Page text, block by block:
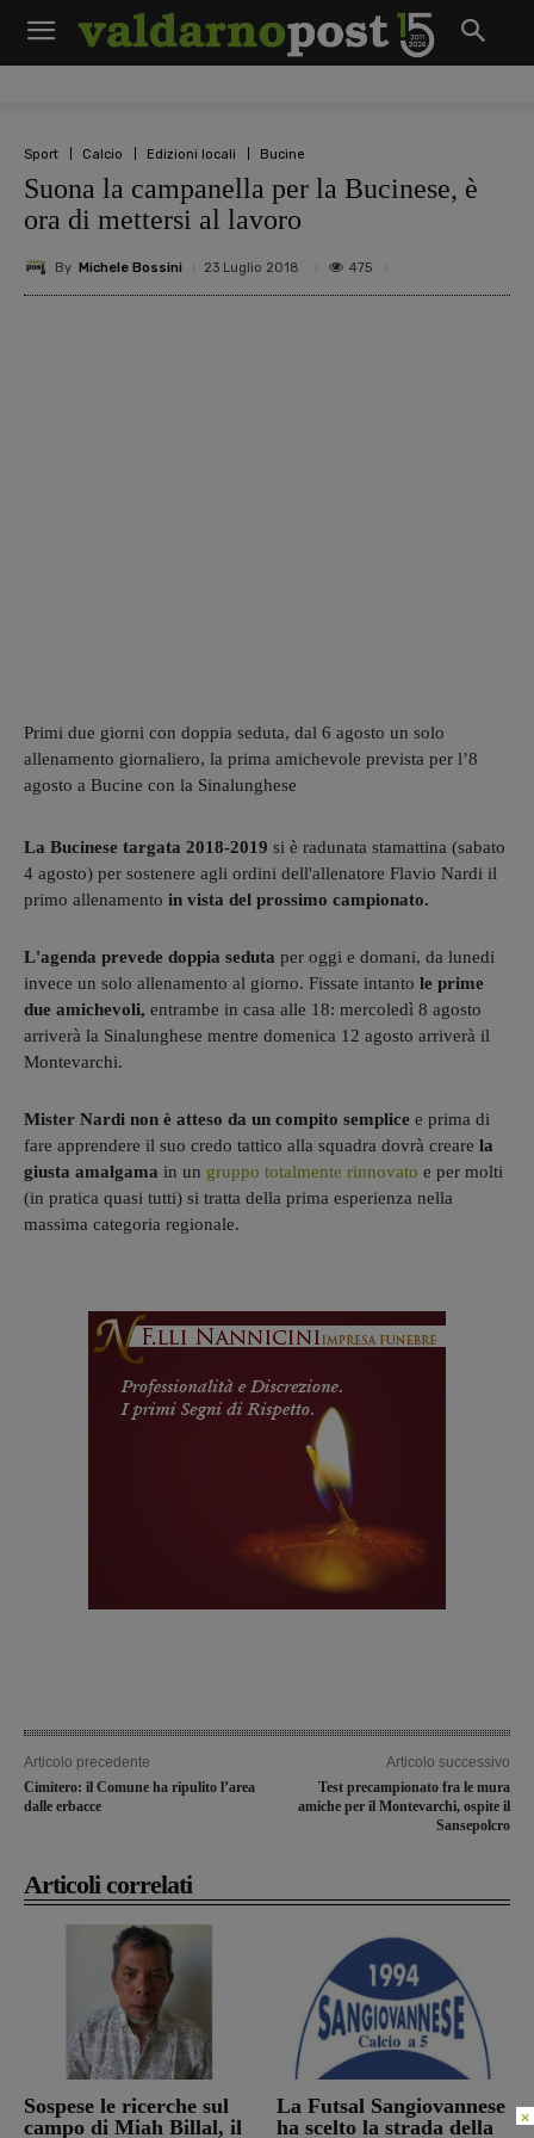
Sport Calcio Edizioni locali Bucine
Suona la campanella per la Bucinese, è
ora di mettersi al lavoro
By Michele Bossini 23 Luglio 2018 475
Primi due giorni con doppia seduta, dal 6 agosto un solo
allenamento giornaliero, la prima amichevole prevista per l’8
agosto a Bucine con la Sinalunghese
La Bucinese targata 2018-2019 si è radunata stamattina (sabato
4 agosto) per sostenere agli ordini dell'allenatore Flavio Nardi il
primo allenamento in vista del prossimo campionato.
L'agenda prevede doppia seduta per oggi e domani, da lunedi
invece un solo allenamento al giorno. Fissate intanto le prime
due amichevoli, entrambe in casa alle 18: mercoledì 8 agosto
arriverà la Sinalunghese mentre domenica 12 agosto arriverà il
Montevarchi.
Mister Nardi non è atteso da un compito semplice e prima di
fare apprendere il suo credo tattico alla squadra dovrà creare la
giusta amalgama in un gruppo totalmente rinnovato e per molti
(in pratica quasi tutti) si tratta della prima esperienza nella
massima categoria regionale.
Articolo precedente
Cimitero: il Comune ha ripulito l’area
dalle erbacce
Articolo successivo
Test precampionato fra le mura
amiche per il Montevarchi, ospite il
Sansepolcro
Articoli correlati
Sospese le ricerche sul
campo di Miah Billal, il
La Futsal Sangiovannese
ha scelto la strada della
×